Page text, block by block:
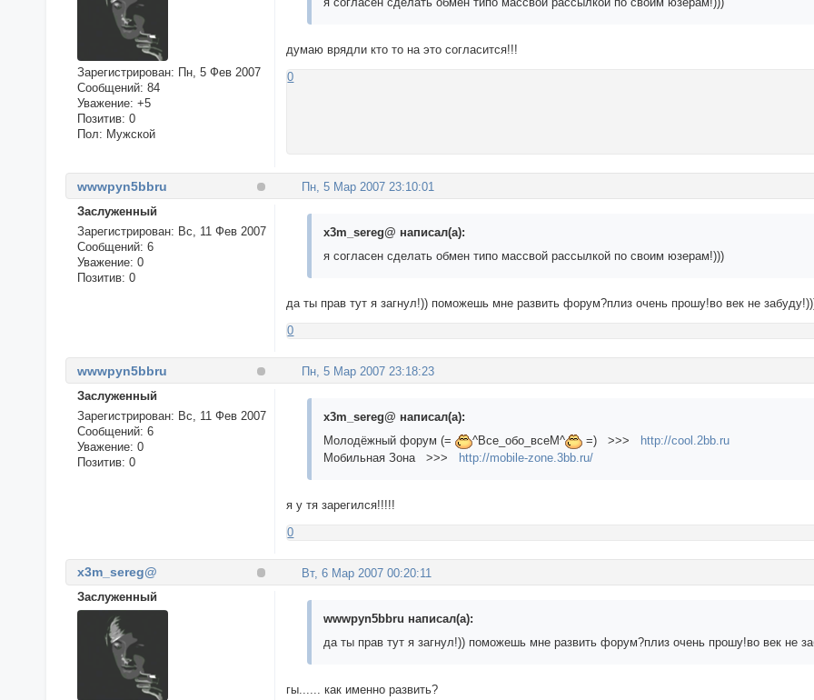
Зарегистрирован: Пн, 5 Фев 2007
Сообщений: 84
Уважение: +5
Позитив: 0
Пол: Мужской
думаю врядли кто то на это согласится!!!
0
Пн, 5 Мар 2007 23:10:01
wwwpyn5bbru
Заслуженный
Зарегистрирован: Вс, 11 Фев 2007
Сообщений: 6
Уважение: 0
Позитив: 0
x3m_sereg@ написал(а):
я согласен сделать обмен типо массвой рассылкой по своим юзерам!)))
да ты прав тут я загнул!)) поможешь мне развить форум?плиз очень прошу!во век не
0
Пн, 5 Мар 2007 23:18:23
wwwpyn5bbru
Заслуженный
Зарегистрирован: Вс, 11 Фев 2007
Сообщений: 6
Уважение: 0
Позитив: 0
x3m_sereg@ написал(а):
Молодёжный форум (=
^Все_обо_всеМ^ =) >>>
http://cool.2bb.ru
Мобильная Зона >>>
http://mobile-zone.3bb.ru/
я у тя зарегился!!!!!
0
Вт, 6 Мар 2007 00:20:11
x3m_sereg@
Заслуженный
wwwpyn5bbru написал(а):
да ты прав тут я загнул!)) поможешь мне развить форум?плиз очень прошу!во век не
гы...... как именно развить?